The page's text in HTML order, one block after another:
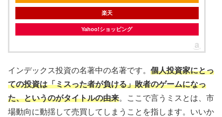
楽天
Yahoo!ショッピング
インデックス投資の名著中の名著です。 個人投資家にとっ
ての投資は「ミスった者が負ける」敗者のゲームになっ
た、というのがタイトルの由来。ここで言うミスとは、市
場動向に動揺して売買してしまうことを指します。いいか